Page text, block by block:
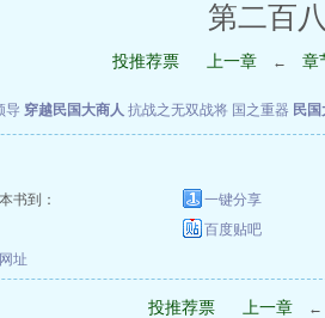
第二百
投推荐票 上一章 ← 章
导 穿越民国大商人 抗战之无双战将 国之重器 民
书到：
一键分享
百度贴吧
址
投推荐票 上一章 ←